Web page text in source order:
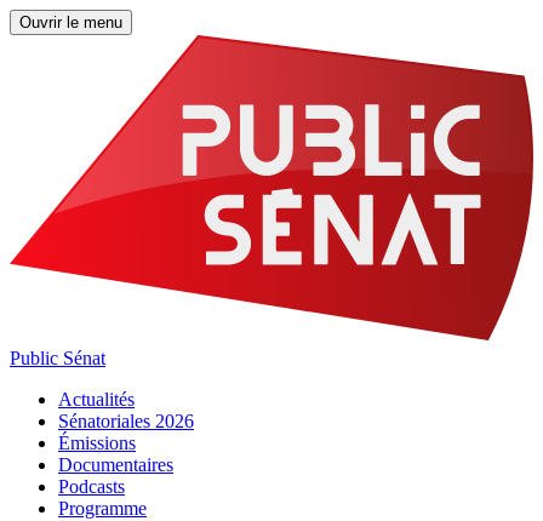
Ouvrir le menu
Public Sénat
Actualités
Sénatoriales 2026
Émissions
Documentaires
Podcasts
Programme